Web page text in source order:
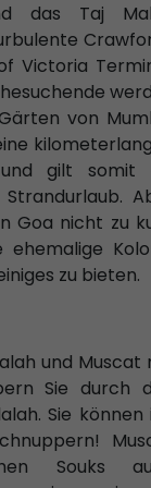
das Taj
Victoria
von
gilt somit
Goa nicht zu
zu bieten.
und Muscat
Sie durch
Sie können
Souks